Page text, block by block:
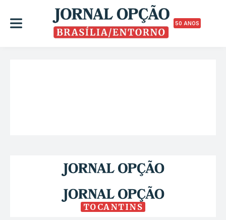
50 ANOS
TOCANTINS